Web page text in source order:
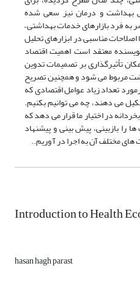
و درمان نیز سعی شده
فرد بازارهای خدمات بهداشتی –
اصلاحات مناسبی در ابزارهای تحلیل
معتقد است اهمیت اقتصاد
تأثیرگذاری بر تصمیمات تدوین
مربوط می شود و همچنین تصریح
تعداد زیاد عوامل اقتصادی که
می دهند، چه می توانیم بکنیم.
در اختیار ما قرار می دهد که
بازبینی، پیش بینی و پیشنهاد
مختلف آن به اجرا در آ وریم..
Introduction to Health
hasan hagh parast